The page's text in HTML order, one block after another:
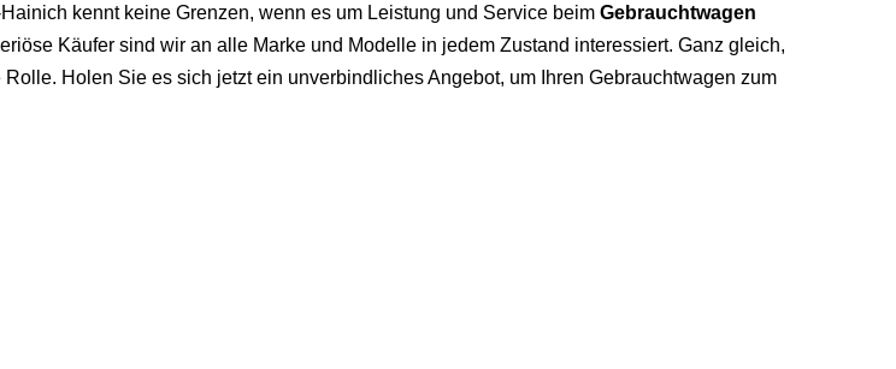
kennt keine Grenzen, wenn es um Leistung und Service beim Gebrauchtwagen
Käufer sind wir an alle Marke und Modelle in jedem Zustand interessiert. Ganz gleich,
Holen Sie es sich jetzt ein unverbindliches Angebot, um Ihren Gebrauchtwagen zum